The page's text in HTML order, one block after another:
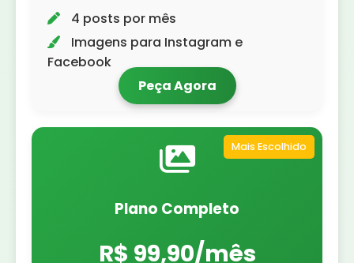
4 posts por mês
Imagens para Instagram e
Facebook
Peça Agora
Mais Escolhido
Plano Completo
R$ 99,90/mês